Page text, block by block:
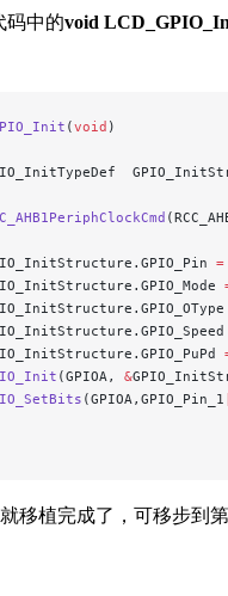
码中的void
(void )
=
(GPIOA, &
(GPIOA,GPIO_Pin_1
移植完成了，可移步到